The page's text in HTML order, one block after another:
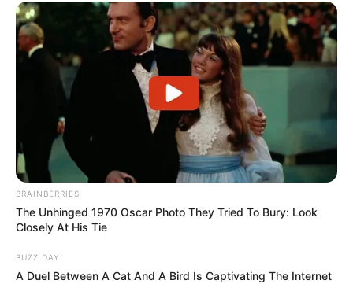
BRAINBERRIES
The Unhinged 1970 Oscar Photo They Tried To Bury: Look
Closely At His Tie
BUZZ DAY
A Duel Between A Cat And A Bird Is Captivating The Internet